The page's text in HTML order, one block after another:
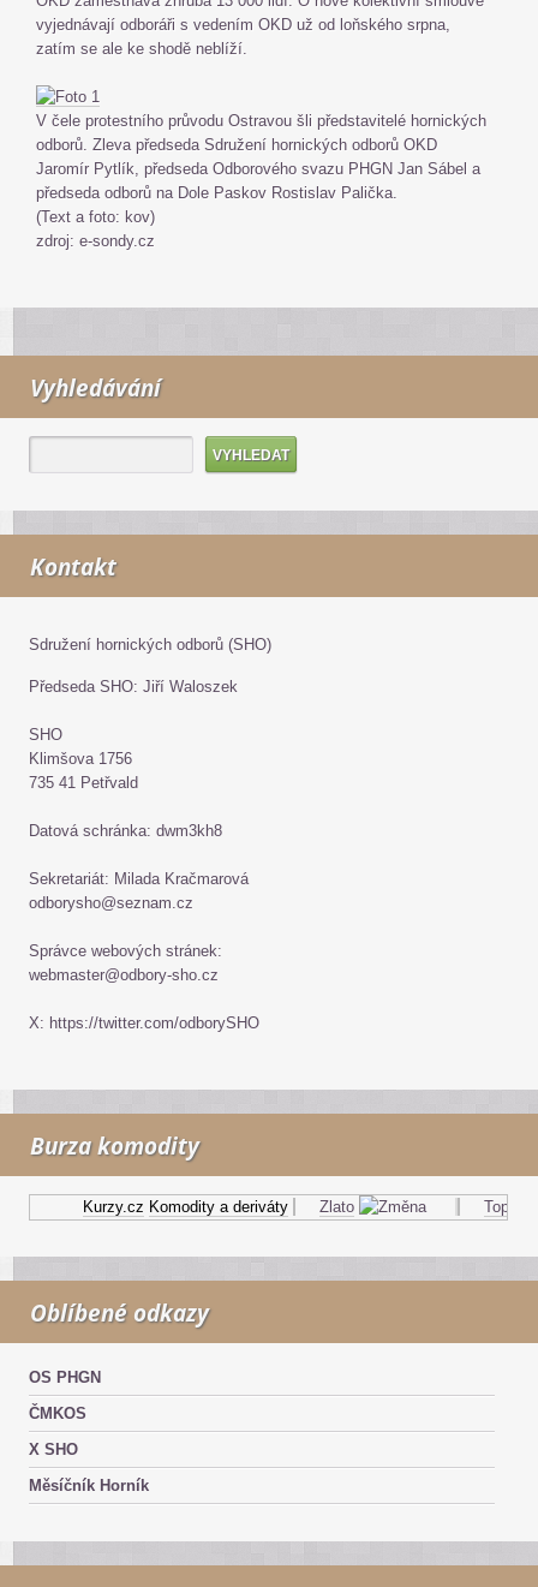
vyjednávají odboráři s vedením OKD už od loňského srpna,
zatím se ale ke shodě neblíží.
V čele protestního průvodu Ostravou šli představitelé hornických
odborů. Zleva předseda Sdružení hornických odborů OKD
Jaromír Pytlík, předseda Odborového svazu PHGN Jan Sábel a
předseda odborů na Dole Paskov Rostislav Palička.
(Text a foto: kov)
zdroj: e-sondy.cz
Vyhledávání
Kontakt
Sdružení hornických odborů (SHO)
Předseda SHO: Jiří Waloszek
SHO
Klimšova 1756
735 41 Petřvald
Datová schránka: dwm3kh8
Sekretariát: Milada Kračmarová
odborysho@seznam.cz
Správce webových stránek:
webmaster@odbory-sho.cz
X: https://twitter.com/odborySHO
Burza komodity
Kurzy.cz Komodity a deriváty Zlato Topný
Oblíbené odkazy
OS PHGN
ČMKOS
X SHO
Měsíčník Horník